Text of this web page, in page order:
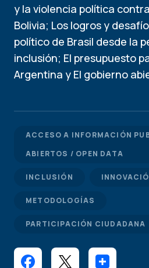
y la violencia política
Bolivia; Los logros y
político de Brasil desde la
inclusión; El presupuesto
Argentina y El gobierno
ACCESO A INFORMACIÓN
ABIERTOS / OPEN DATA
INCLUSIÓN
METODOLOGÍAS
PARTICIPACIÓN CIUDADANA